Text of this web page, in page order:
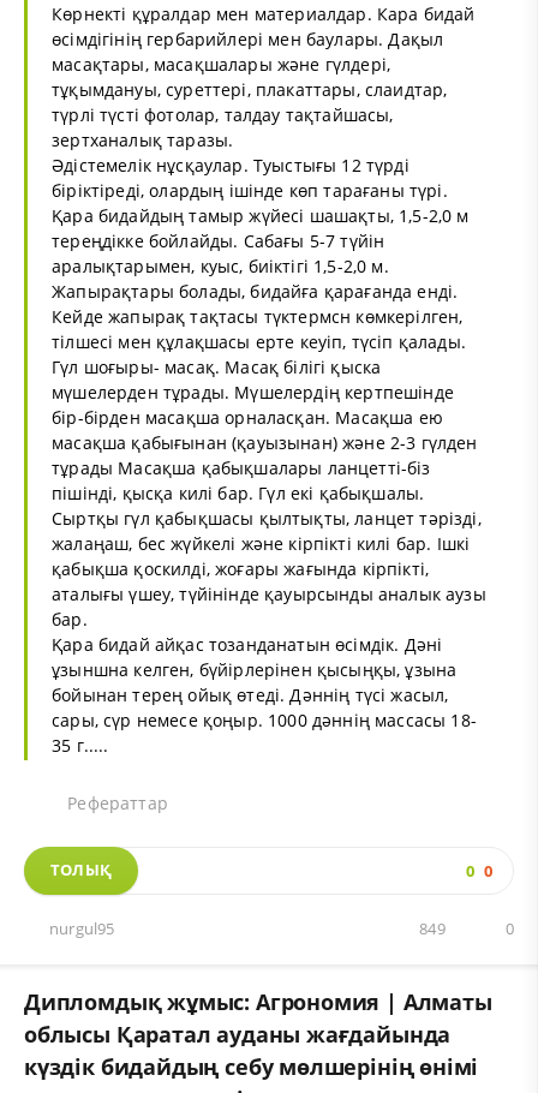
Көрнекті құралдар мен материалдар. Кара бидай
өсімдігінің гербарийлері мен баулары. Дақыл
масақтары, масақшалары және гүлдері,
тұқымдануы, суреттері, плакаттары, слаидтар,
түрлі түсті фотолар, талдау тақтайшасы,
зертханалық таразы.
Әдістемелік нұсқаулар. Туыстығы 12 түрді
біріктіреді, олардың ішінде көп тарағаны түрі.
Қара бидайдың тамыр жүйесі шашақты, 1,5-2,0 м
тереңдікке бойлайды. Сабағы 5-7 түйін
аралықтарымен, куыс, биіктігі 1,5-2,0 м.
Жапырақтары болады, бидайға қарағанда енді.
Кейде жапырақ тақтасы түктермсн көмкерілген,
тілшесі мен құлақшасы ерте кеуіп, түсіп қалады.
Гүл шоғыры- масақ. Масақ білігі қыска
мүшелерден тұрады. Мүшелердің кертпешінде
бір-бірден масақша орналасқан. Масақша ею
масақша қабығынан (қауызынан) және 2-3 гүлден
тұрады Масақша қабықшалары ланцетті-біз
пішінді, қысқа килі бар. Гүл екі қабықшалы.
Сыртқы гүл қабықшасы қылтықты, ланцет тәрізді,
жалаңаш, бес жүйкелі және кірпікті килі бар. Ішкі
қабықша қоскилді, жоғары жағында кірпікті,
аталығы үшеу, түйінінде қауырсынды аналык аузы
бар.
Қара бидай айқас тозанданатын өсімдік. Дәні
ұзыншна келген, бүйірлерінен қысыңқы, ұзына
бойынан терең ойық өтеді. Дәннің түсі жасыл,
сары, сүр немесе қоңыр. 1000 дәннің массасы 18-
35 г.....
Рефераттар
ТОЛЫҚ 0 0
nurgul95 0
849
Дипломдық жұмыс: Агрономия | Алматы
облысы Қаратал ауданы жағдайында
күздік бидайдың себу мөлшерінің өнімі